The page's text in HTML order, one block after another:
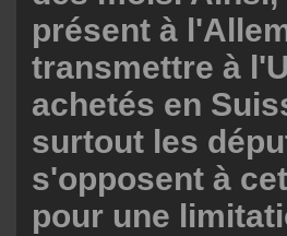
présent à
transmettre à
achetés en
surtout les
s'opposent à
pour une